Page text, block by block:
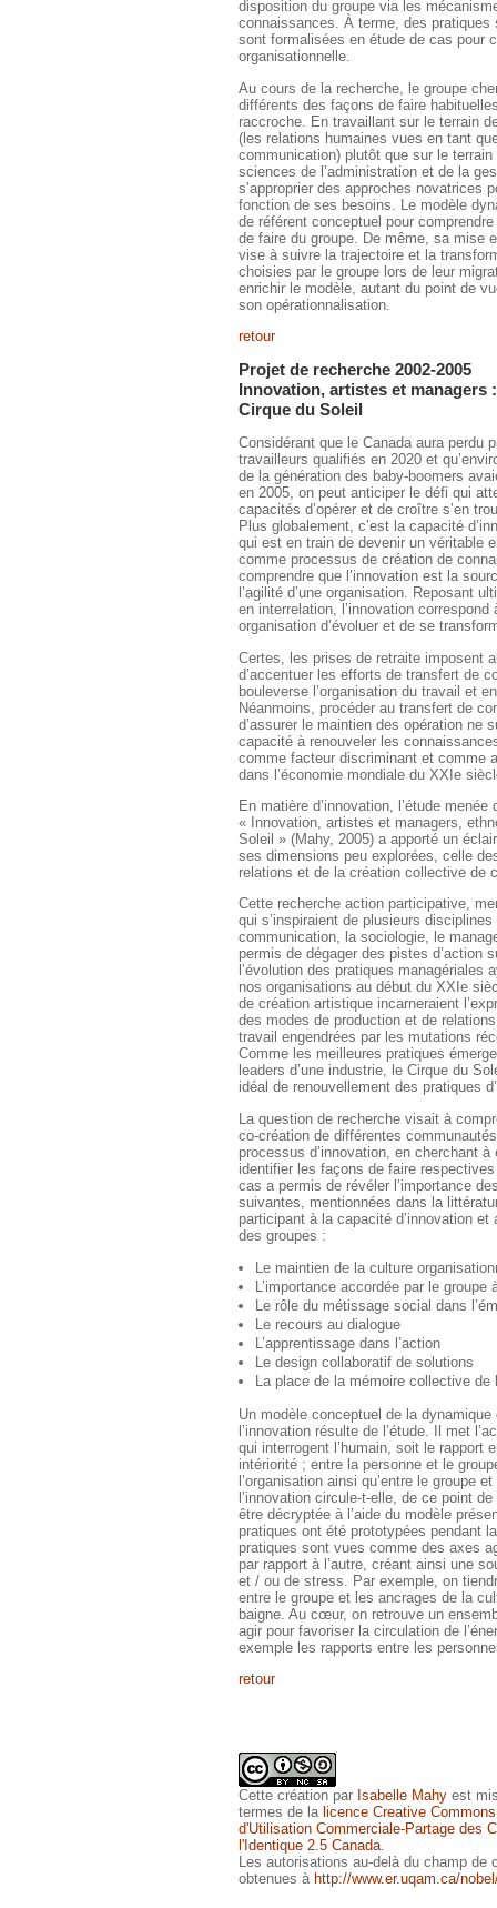
disposition du groupe via les
connaissances. À terme, des pratiques
sont formalisées en étude de cas pour
organisationnelle.
Au cours de la recherche, le groupe
différents des façons de faire
raccroche. En travaillant sur le terrain
(les relations humaines vues en tant
communication) plutôt que sur le
sciences de l’administration et de la
s’approprier des approches novatrices
fonction de ses besoins. Le modèle
de référent conceptuel pour
de faire du groupe. De même, sa mise
vise à suivre la trajectoire et la
choisies par le groupe lors de leur
enrichir le modèle, autant du point de
son opérationnalisation.
retour
Projet de recherche 2002-2005
Innovation, artistes et managers
Cirque du Soleil
Considérant que le Canada aura perdu
travailleurs qualifiés en 2020 et
de la génération des baby-boomers
en 2005, on peut anticiper le défi qui
capacités d’opérer et de croître s’en
Plus globalement, c’est la capacité
qui est en train de devenir un véritable
comme processus de création de
comprendre que l’innovation est la
l’agilité d’une organisation. Reposant
en interrelation, l’innovation correspond
organisation d’évoluer et de se
Certes, les prises de retraite imposent
d’accentuer les efforts de transfert de
bouleverse l’organisation du travail et
Néanmoins, procéder au transfert de
d’assurer le maintien des opération ne
capacité à renouveler les
comme facteur discriminant et comme
dans l’économie mondiale du XXIe
En matière d’innovation, l’étude
« Innovation, artistes et managers,
Soleil » (Mahy, 2005) a apporté un
ses dimensions peu explorées, celle
relations et de la création collective de
Cette recherche action participative,
qui s’inspiraient de plusieurs disciplines
communication, la sociologie, le
permis de dégager des pistes d’action
l’évolution des pratiques managériales
nos organisations au début du XXIe
de création artistique incarneraient
des modes de production et de
travail engendrées par les mutations
Comme les meilleures pratiques
leaders d’une industrie, le Cirque du
idéal de renouvellement des pratiques
La question de recherche visait à
co-création de différentes
processus d’innovation, en cherchant
identifier les façons de faire respectives
cas a permis de révéler l’importance
suivantes, mentionnées dans la
participant à la capacité d’innovation
des groupes :
Le maintien de la culture
L’importance accordée par le groupe
Le rôle du métissage social dans
Le recours au dialogue
L’apprentissage dans l’action
Le design collaboratif de solutions
La place de la mémoire collective de
Un modèle conceptuel de la
l’innovation résulte de l’étude. Il met
qui interrogent l’humain, soit le rapport
intériorité ; entre la personne et le
l’organisation ainsi qu’entre le groupe
l’innovation circule-t-elle, de ce point
être décryptée à l’aide du modèle
pratiques ont été prototypées pendant
pratiques sont vues comme des axes
par rapport à l’autre, créant ainsi une
et / ou de stress. Par exemple, on
entre le groupe et les ancrages de la
baigne. Au cœur, on retrouve un
agir pour favoriser la circulation de
exemple les rapports entre les
retour
Cette création par Isabelle Mahy est
termes de la licence Creative
d'Utilisation Commerciale-Partage des
l'Identique 2.5 Canada
Les autorisations au-delà du champ de
obtenues à http://www.er.uqam.ca/